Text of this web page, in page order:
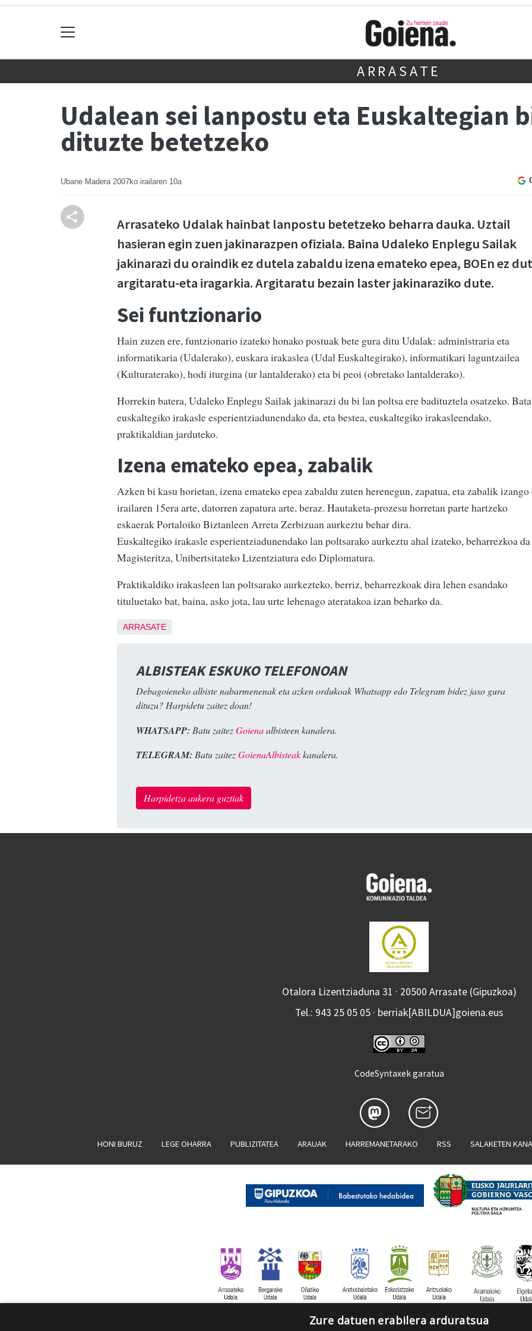
ARRASATE
Udalean sei lanpostu eta Euskaltegian
dituzte betetzeko
Ubane Madera 2007ko irailaren 10a
Arrasateko Udalak hainbat lanpostu betetzeko beharra dauka. Uztail
hasieran egin zuen jakinarazpen ofiziala. Baina Udaleko Enplegu Sailak
jakinarazi du oraindik ez dutela zabaldu izena emateko epea, BOEn ez
argitaratu-eta iragarkia. Argitaratu bezain laster jakinaraziko dute.
Sei funtzionario
Hain zuzen ere, funtzionario izateko honako postuak bete gura ditu Udalak: administraria eta
informatikaria (Udalerako), euskara irakaslea (Udal Euskaltegirako), informatikari laguntzailea
(Kulturaterako), hodi iturgina (ur lantalderako) eta bi peoi (obretako lantalderako).
Horrekin batera, Udaleko Enplegu Sailak jakinarazi du bi lan poltsa ere badituztela osatzeko. Bata
euskaltegiko irakasle esperientziadunendako da, eta bestea, euskaltegiko irakasleendako,
praktikaldian jarduteko.
Izena emateko epea, zabalik
Azken bi kasu horietan, izena emateko epea zabaldu zuten herenegun, zapatua, eta zabalik izango
irailaren 15era arte, datorren zapatura arte, beraz. Hautaketa-prozesu horretan parte hartzeko
eskaerak Portaloiko Biztanleen Arreta Zerbizuan aurkeztu behar dira.
Euskaltegiko irakasle esperientziadunendako lan poltsarako aurkeztu ahal izateko, beharrezkoa da
Magisteritza, Unibertsitateko Lizentziatura edo Diplomatura.
Praktikaldiko irakasleen lan poltsarako aurkezteko, berriz, beharrezkoak dira lehen esandako
tituluetako bat, baina, asko jota, lau urte lehenago ateratakoa izan beharko da.
ARRASATE
ALBISTEAK ESKUKO TELEFONOAN
Debagoieneko albiste nabarmenenak eta azken ordukoak Whatsapp edo Telegram bidez jaso gura
dituzu? Harpidetu zaitez doan!
WHATSAPP: Batu zaitezGoienaalbisteen kanalera.
TELEGRAM: Batu zaitezGoienaAlbisteakkanalera.
Harpidetza aukera guztiak
Otalora Lizentziaduna 31 · 20500 Arrasate (Gipuzkoa)
Tel.: 943 25 05 05 · berriak[ABILDUA]goiena.eus
CodeSyntaxek garatua
HONI BURUZ LEGE OHARRA PUBLIZITATEA ARAUAK HARREMANETARAKO RSS SALAKETEN
Zure datuen erabilera arduratsua